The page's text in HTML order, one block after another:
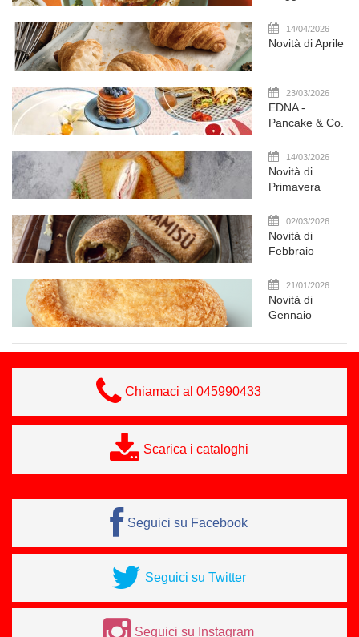
14/04/2026
Novità di Aprile
23/03/2026
EDNA -
Pancake & Co.
14/03/2026
Novità di
Primavera
02/03/2026
Novità di
Febbraio
21/01/2026
Novità di
Gennaio
Chiamaci al 045990433
Scarica i cataloghi
Seguici su Facebook
Seguici su Twitter
Seguici su Instagram